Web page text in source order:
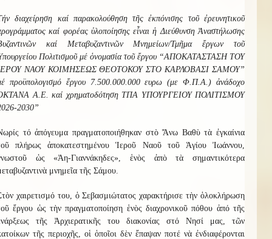
διαχείρηση καί παρακολούθηση τῆς ἐκπόνισης τοῦ ἐρευνητικοῦ
καί φορέας ὑλοποίησης εἶναι ἡ Διεύθυνση Ἀναστήλωσης
καί Μεταβυζαντινῶν Μνημείων/Τμῆμα ἔργων τοῦ
Πολιτισμοῦ μέ ὁνομασία τοῦ ἔργου “ΑΠΟΚΑΤΑΣΤΑΣΗ ΤΟΥ
ΝΑΟΥ ΚΟΙΜΗΣΕΩΣ ΘΕΟΤΟΚΟΥ ΣΤΟ ΚΑΡΛΟΒΑΣΙ ΣΑΜΟΥ”
προϋπολογισμό ἔργου 7.500.000.000 ευρω (με Φ.Π.Α.) ἀνάδοχο
Α.Ε. καί χρηματοδότηση ΤΠΑ ΥΠΟΥΡΓΕΙΟΥ ΠΟΛΙΤΙΣΜΟΥ
2030”
τό ἀπόγευμα πραγματοποιήθηκαν στὸ Ἄνω Βαθὺ τὰ ἐγκαίνια
πλήρως ἀποκατεστημένου Ἱεροῦ Ναοῦ τοῦἉγίου Ἰωάννου
ὡς «Ἀη-Γιαννάκηδες», ἑνὸς ἀπὸ τὰ σημαντικότερα
μνημεῖα τῆς Σάμου.
χαιρετισμό του, ὁ Σεβασμιώτατος χαρακτήρισε τὴν ὁλοκλήρωση
ἔργου ὡς τὴν πραγματοποίηση ἑνὸς διαχρονικοῦ πόθου ἀπό τῆς
τῆς Ἀρχιερατικῆς του διακονίας στό Νησί μας, τῶν
τῆς περιοχῆς, οἱ ὁποῖοι δὲν ἔπαψαν ποτέ νὰ ἐνδιαφέρονται